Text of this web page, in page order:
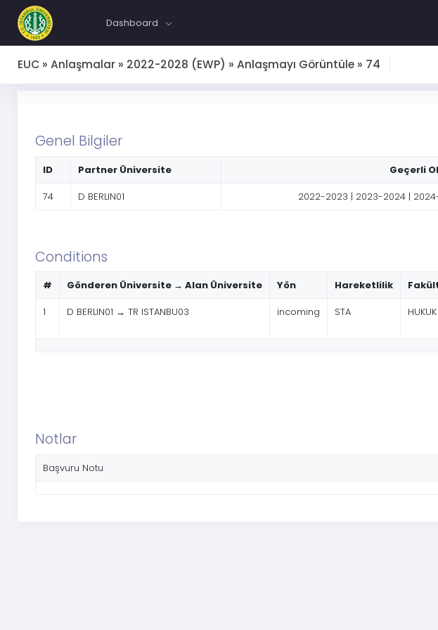
Dashboard
EUC » Anlaşmalar » 2022-2028 (EWP) » Anlaşmayı Görüntüle » 74
Genel Bilgiler
ID Partner Üniversite Geçerli
74
D BERLIN01 2022-2023 | 2023-2024 |
Conditions
# Gönderen Üniversite → Alan Üniversite Yön Hareketlilik
1
D BERLIN01 → TR ISTANBU03 incoming STA
Notlar
Başvuru Notu